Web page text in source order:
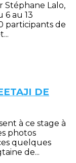
Stéphane Lalo,
6 au 13
participants de
DE
à ce stage à
photos
quelques
de...